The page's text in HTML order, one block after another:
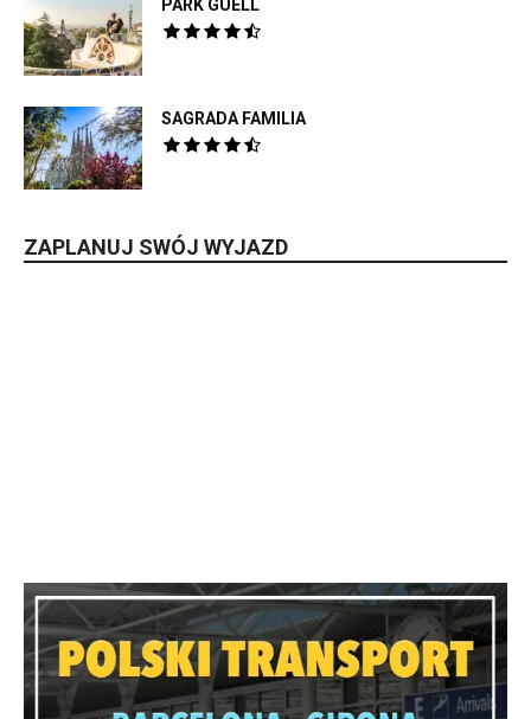
PARK GÜELL
SAGRADA FAMILIA
ZAPLANUJ SWÓJ WYJAZD